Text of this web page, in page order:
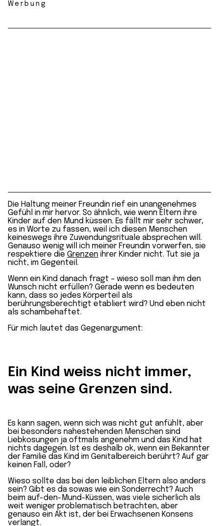
Werbung
Die Haltung meiner Freundin rief ein unangenehmes
Gefühl in mir hervor. So ähnlich, wie wenn Eltern ihre
Kinder auf den Mund küssen. Es fällt mir sehr schwer,
es in Worte zu fassen, weil ich diesen Menschen
keineswegs ihre Zuwendungsrituale absprechen will.
Genauso wenig will ich meiner Freundin vorwerfen, sie
respektiere die Grenzen ihrer Kinder nicht. Tut sie ja
nicht, im Gegenteil.
Wenn ein Kind danach fragt – wieso soll man ihm den
Wunsch nicht erfüllen? Gerade wenn es bedeuten
kann, dass so jedes Körperteil als
berührungsberechtigt etabliert wird? Und eben nicht
als schambehaftet.
Für mich lautet das Gegenargument:
Ein Kind weiss nicht immer,
was seine Grenzen sind.
Es kann sagen, wenn sich was nicht gut anfühlt, aber
bei besonders nahestehenden Menschen sind
Liebkosungen ja oftmals angenehm und das Kind hat
nichts dagegen. Ist es deshalb ok, wenn ein Bekannter
der Familie das Kind im Genitalbereich berührt? Auf gar
keinen Fall, oder?
Wieso sollte das bei den leiblichen Eltern also anders
sein? Gibt es da sowas wie ein Sonderrecht? Auch
beim auf-den-Mund-Küssen, was viele sicherlich als
weit weniger problematisch betrachten, aber
genauso ein Akt ist, der bei Erwachsenen Konsens
verlangt.